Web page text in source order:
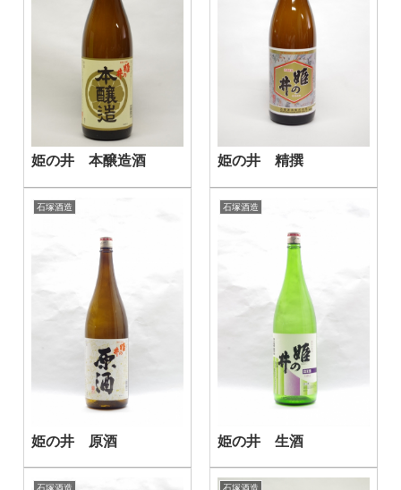
姫の井 本醸造酒 姫の井 精撰
石塚酒造
姫の井 原酒
石塚酒造
姫の井 生酒
石塚酒造 石塚酒造